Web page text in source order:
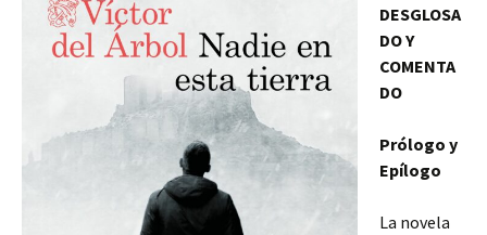
DESGLOSA
DO Y
COMENTA
DO
Prólogo y
Epílogo
La novela